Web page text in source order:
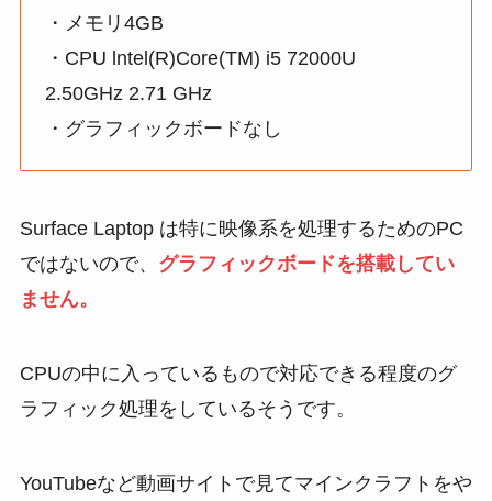
・メモリ4GB
・CPU lntel(R)Core(TM) i5 72000U
2.50GHz 2.71 GHz
・グラフィックボードなし
Surface Laptop は特に映像系を処理するためのPC
ではないので、 グラフィックボードを搭載してい
ません。
CPUの中に入っているもので対応できる程度のグ
ラフィック処理をしているそうです。
YouTubeなど動画サイトで見てマインクラフトをや